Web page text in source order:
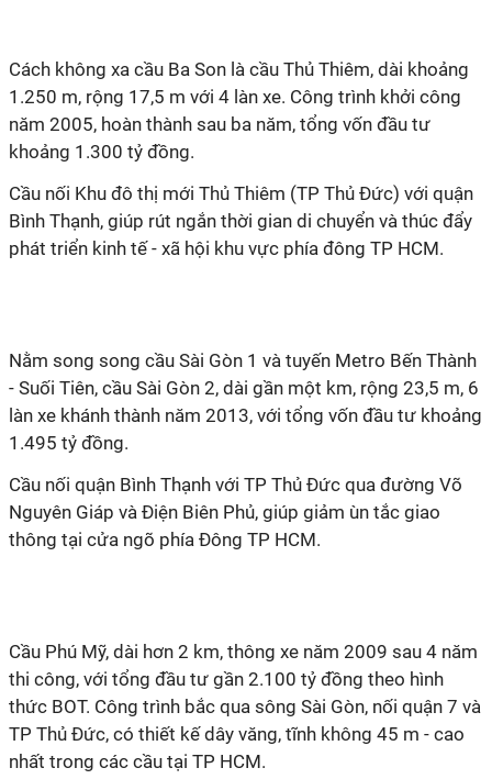
Cách không xa cầu Ba Son là cầu Thủ Thiêm, dài khoảng
1.250 m, rộng 17,5 m với 4 làn xe. Công trình khởi công
năm 2005, hoàn thành sau ba năm, tổng vốn đầu tư
khoảng 1.300 tỷ đồng.
Cầu nối Khu đô thị mới Thủ Thiêm (TP Thủ Đức) với quận
Bình Thạnh, giúp rút ngắn thời gian di chuyển và thúc đẩy
phát triển kinh tế - xã hội khu vực phía đông TP HCM.
Nằm song song cầu Sài Gòn 1 và tuyến Metro Bến Thành
- Suối Tiên, cầu Sài Gòn 2, dài gần một km, rộng 23,5 m, 6
làn xe khánh thành năm 2013, với tổng vốn đầu tư khoảng
1.495 tỷ đồng.
Cầu nối quận Bình Thạnh với TP Thủ Đức qua đường Võ
Nguyên Giáp và Điện Biên Phủ, giúp giảm ùn tắc giao
thông tại cửa ngõ phía Đông TP HCM.
Cầu Phú Mỹ, dài hơn 2 km, thông xe năm 2009 sau 4 năm
thi công, với tổng đầu tư gần 2.100 tỷ đồng theo hình
thức BOT. Công trình bắc qua sông Sài Gòn, nối quận 7 và
TP Thủ Đức, có thiết kế dây văng, tĩnh không 45 m - cao
nhất trong các cầu tại TP HCM.